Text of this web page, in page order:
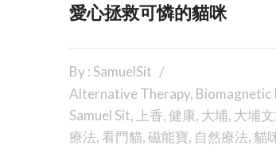
愛心拯救可憐的貓咪
By : SamuelSit
Alternative Therapy, Biomagnetic
Samuel Sit, 上香,健康, 大埔, 大埔
療法,看門貓,磁能寶, 自然療法,貓